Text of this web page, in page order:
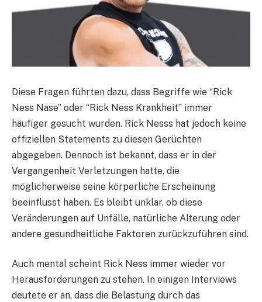
Diese Fragen führten dazu, dass Begriffe wie “Rick
Ness Nase” oder “Rick Ness Krankheit” immer
häufiger gesucht wurden. Rick Nesss hat jedoch keine
offiziellen Statements zu diesen Gerüchten
abgegeben. Dennoch ist bekannt, dass er in der
Vergangenheit Verletzungen hatte, die
möglicherweise seine körperliche Erscheinung
beeinflusst haben. Es bleibt unklar, ob diese
Veränderungen auf Unfälle, natürliche Alterung oder
andere gesundheitliche Faktoren zurückzuführen sind.
Auch mental scheint Rick Ness immer wieder vor
Herausforderungen zu stehen. In einigen Interviews
deutete er an, dass die Belastung durch das